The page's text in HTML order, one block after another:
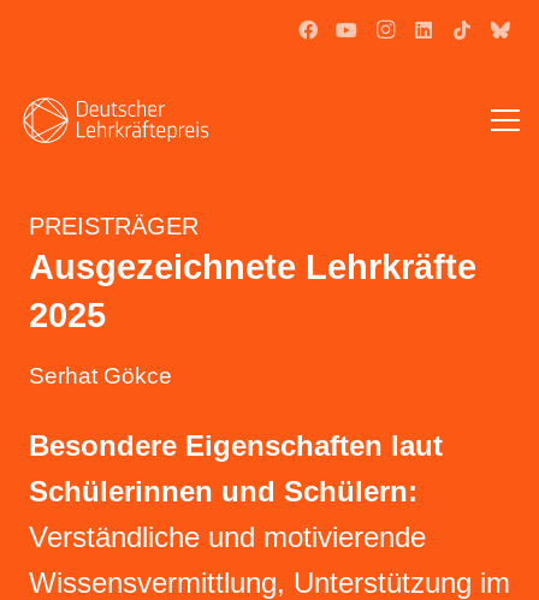
PREISTRÄGER
Ausgezeichnete Lehrkräfte
2025
Serhat Gökce
Besondere Eigenschaften laut
Schülerinnen und Schülern:
Verständliche und motivierende
Wissensvermittlung, Unterstützung im